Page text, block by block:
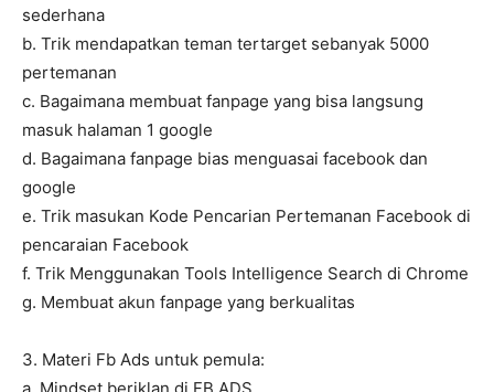
sederhana
b. Trik mendapatkan teman tertarget sebanyak 5000
pertemanan
c. Bagaimana membuat fanpage yang bisa langsung
masuk halaman 1 google
d. Bagaimana fanpage bias menguasai facebook dan
google
e. Trik masukan Kode Pencarian Pertemanan Facebook di
pencaraian Facebook
f. Trik Menggunakan Tools Intelligence Search di Chrome
g. Membuat akun fanpage yang berkualitas
3. Materi Fb Ads untuk pemula: